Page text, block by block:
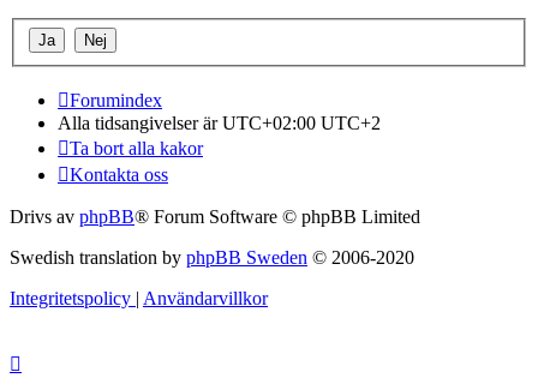
Forumindex
Alla tidsangivelser är UTC+02:00 UTC+2
Ta bort alla kakor
Kontakta oss
Drivs av phpBB® Forum Software © phpBB Limited
Swedish translation by phpBB Sweden © 2006-2020
Integritetspolicy | Användarvillkor